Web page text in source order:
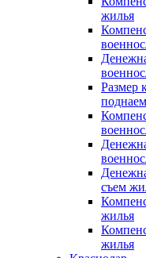
жилья
Размер
съем
жилья
жилья